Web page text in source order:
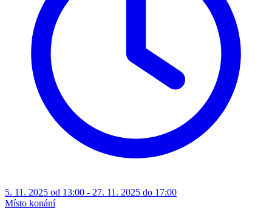
5. 11. 2025 od 13:00 - 27. 11. 2025 do 17:00
Místo konání